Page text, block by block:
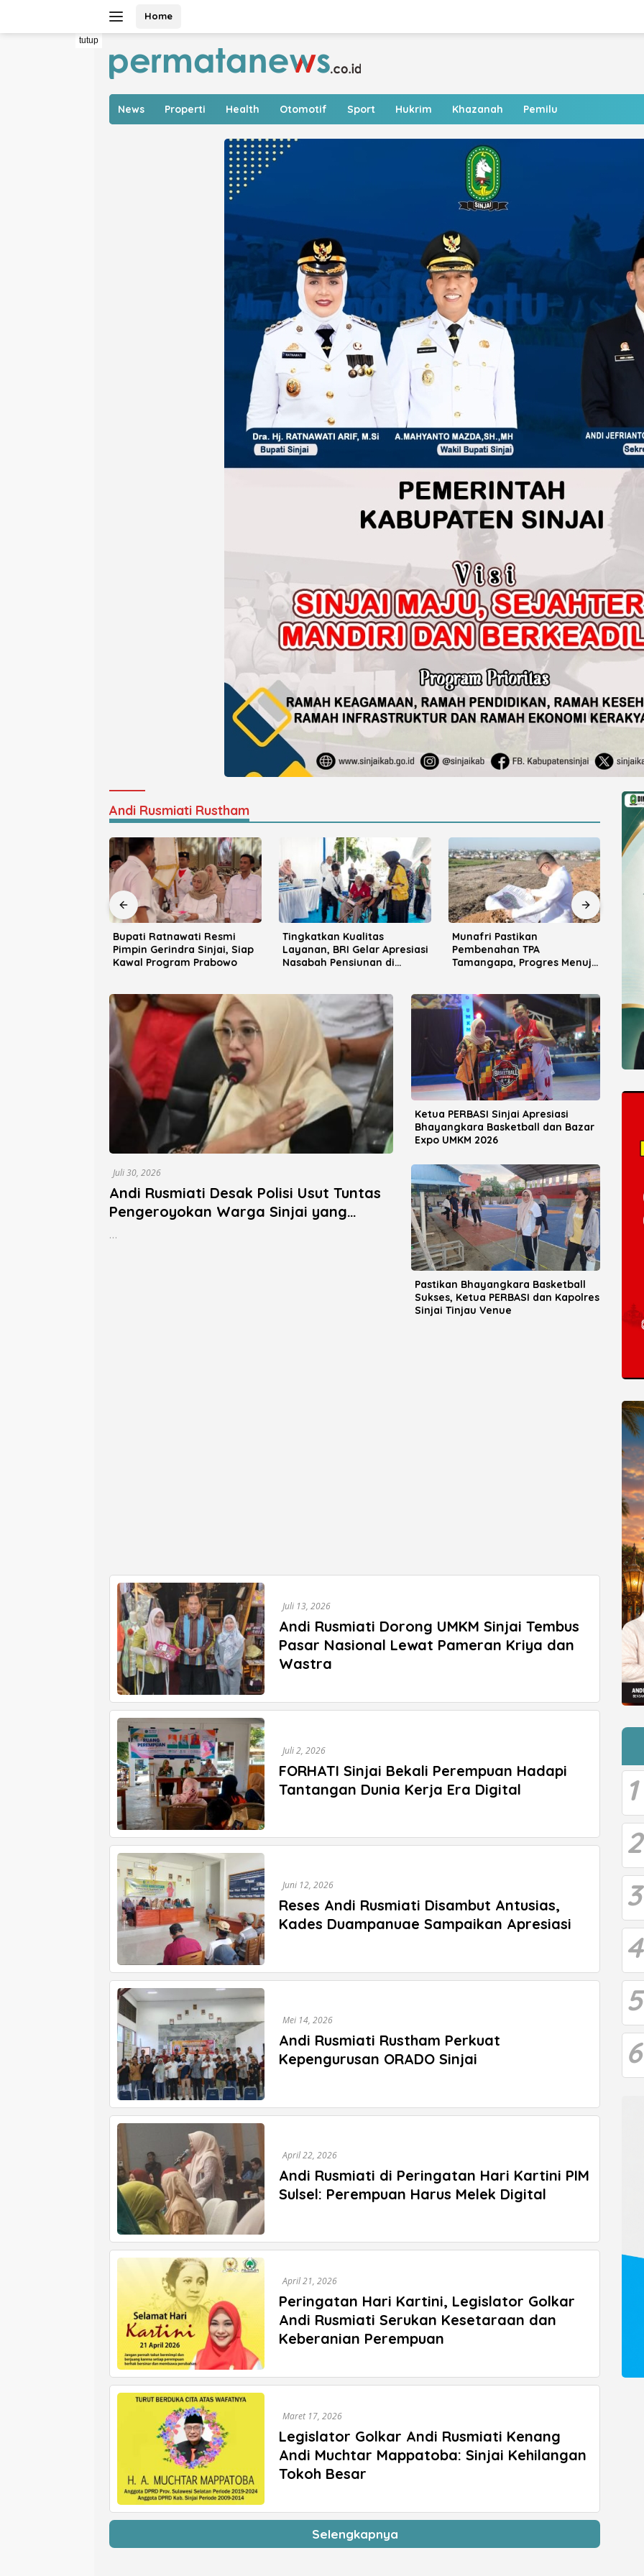
Home
tutup
News Properti Health Otomotif Sport Hukrim Khazanah Pemilu
Andi Rusmiati Rustham
Tingkatkan Kualitas
Layanan, BRI Gelar Apresiasi
Nasabah Pensiunan di
Munafri Pastikan
Pembenahan TPA
Tamangapa, Progres Menuju
Bupati Ratnawati
Promosikan Potensi Investasi
Sinjai di Rakerkornas APINDO
Juli 30, 2026
Andi Rusmiati Desak Polisi Usut Tuntas
Pengeroyokan Warga Sinjai yang
…
Ketua PERBASI Sinjai Apresiasi
Bhayangkara Basketball dan Bazar
Expo UMKM 2026
Pastikan Bhayangkara Basketball
Sukses, Ketua PERBASI dan Kapolres
Sinjai Tinjau Venue
Juli 13, 2026
Andi Rusmiati Dorong UMKM Sinjai Tembus
Pasar Nasional Lewat Pameran Kriya dan
Wastra
Juli 2, 2026
FORHATI Sinjai Bekali Perempuan Hadapi
Tantangan Dunia Kerja Era Digital
Juni 12, 2026
Reses Andi Rusmiati Disambut Antusias,
Kades Duampanuae Sampaikan Apresiasi
Mei 14, 2026
Andi Rusmiati Rustham Perkuat
Kepengurusan ORADO Sinjai
April 22, 2026
Andi Rusmiati di Peringatan Hari Kartini PIM
Sulsel: Perempuan Harus Melek Digital
April 21, 2026
Peringatan Hari Kartini, Legislator Golkar
Andi Rusmiati Serukan Kesetaraan dan
Keberanian Perempuan
Maret 17, 2026
Legislator Golkar Andi Rusmiati Kenang
Andi Muchtar Mappatoba: Sinjai Kehilangan
Tokoh Besar
Selengkapnya
1
2
3
4
5
6